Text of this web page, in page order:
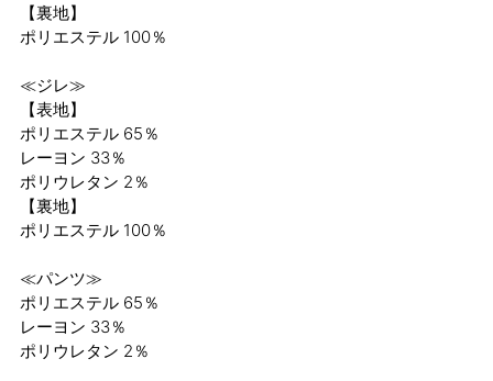
【裏地】
ポリエステル 100％
≪ジレ≫
【表地】
ポリエステル 65％
レーヨン 33％
ポリウレタン 2％
【裏地】
ポリエステル 100％
≪パンツ≫
ポリエステル 65％
レーヨン 33％
ポリウレタン 2％